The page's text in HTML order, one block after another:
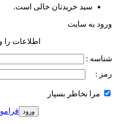
سبد خریدتان خالی است.
ورود به سایت
اطلاعات را
شناسه :
رمز :
مرا بخاطر بسپار